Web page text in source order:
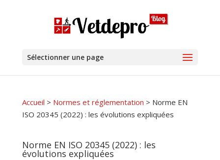
Sélectionner une page
Accueil > Normes et réglementation > Norme EN
ISO 20345 (2022) : les évolutions expliquées
Norme EN ISO 20345 (2022) : les
évolutions expliquées